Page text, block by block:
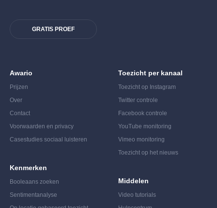
GRATIS PROEF
Awario
Prijzen
Over
Contact
Voorwaarden en privacy
Casestudies sociaal luisteren
Kenmerken
Booleaans zoeken
Sentimentanalyse
Toezicht per kanaal
Toezicht op Instagram
Twitter controle
Facebook controle
YouTube monitoring
Vimeo monitoring
Toezicht op het nieuws
Middelen
Video tutorials